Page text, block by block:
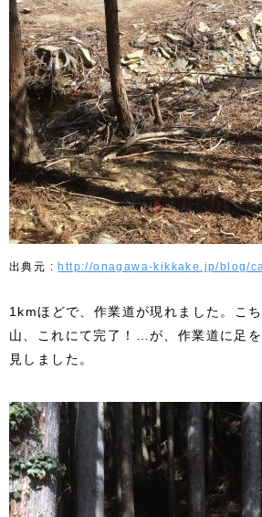
http://onagawa-kikkake.jp/blog/
1kmほどで、作業道が現れました。こ
山、これにて完了！…が、作業道に足
見しました。